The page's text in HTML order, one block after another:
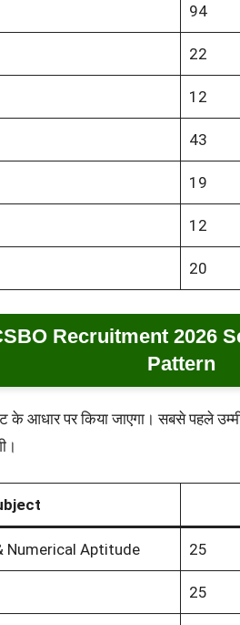
94
22
12
43
19
12
20
Recruitment 2026
Pattern
के आधार पर किया जाएगा। सबसे पहले
Numerical Aptitude 25
25